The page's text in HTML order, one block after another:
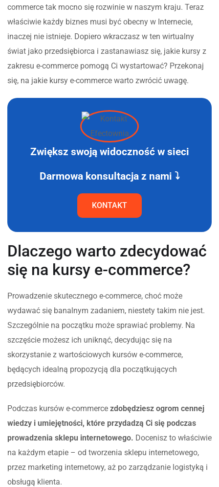
commerce tak mocno się rozwinie w naszym kraju. Teraz
właściwie każdy biznes musi być obecny w Internecie,
inaczej nie istnieje. Dopiero wkraczasz w ten wirtualny
świat jako przedsiębiorca i zastanawiasz się, jakie kursy z
zakresu e-commerce pomogą Ci wystartować? Przekonaj
się, na jakie kursy e-commerce warto zwrócić uwagę.
Zwiększ swoją widoczność w sieci
Darmowa konsultacja z nami ⤵
KONTAKT
Dlaczego warto zdecydować
się na kursy e-commerce?
Prowadzenie skutecznego e-commerce, choć może
wydawać się banalnym zadaniem, niestety takim nie jest.
Szczególnie na początku może sprawiać problemy. Na
szczęście możesz ich uniknąć, decydując się na
skorzystanie z wartościowych kursów e-commerce,
będących idealną propozycją dla początkujących
przedsiębiorców.
Podczas kursów e-commerce zdobędziesz ogrom cennej
wiedzy i umiejętności, które przydadzą Ci się podczas
prowadzenia sklepu internetowego. Docenisz to właściwie
na każdym etapie – od tworzenia sklepu internetowego,
przez marketing internetowy, aż po zarządzanie logistyką i
obsługą klienta.